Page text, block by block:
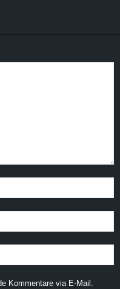
Kommentare via E-Mail.